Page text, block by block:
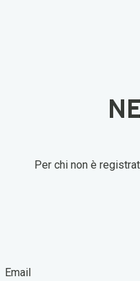
Per chi non è